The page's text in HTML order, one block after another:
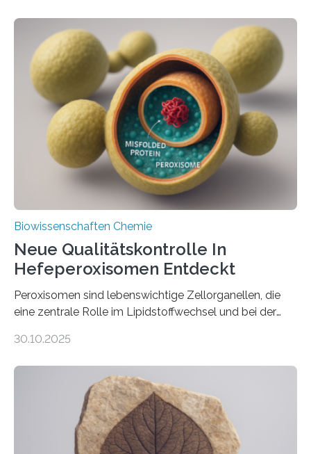
Biowissenschaften Chemie
Neue Qualitätskontrolle In
Hefeperoxisomen Entdeckt
Peroxisomen sind lebenswichtige Zellorganellen, die
eine zentrale Rolle im Lipidstoffwechsel und bei der
erfüllen können, müssen zahlreiche Enzyme präzise in
der Ruhr-Universität Bochum um Prof. Dr. Ralf Erdmann
und Dr. Ismaila Francis Yusuf hat nun einen bislang
unbekannten Qualitätskontrollmechanismus des
peroxisomalen Proteintransports in der Bäckerhefe
Saccharomyces cerevisiae entdeckt, der für die
30.10.2025